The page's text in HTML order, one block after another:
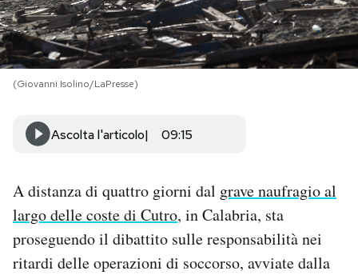
NEWSLETTER
I MIEI PREFERITI
SHOP
AREA PERSONALE
Area Personale
(Giovanni Isolino/LaPresse)
Ascolta l'articolo 09:15
A distanza di quattro giorni dal grave naufragio al
largo delle coste di Cutro, in Calabria, sta
proseguendo il dibattito sulle responsabilità nei
ritardi delle operazioni di soccorso, avviate dalla